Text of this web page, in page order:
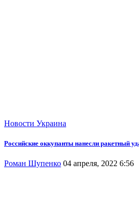
Новости Украина
Российские оккупанты нанесли ракетный
Роман Шупенко 04 апреля, 2022 6:56